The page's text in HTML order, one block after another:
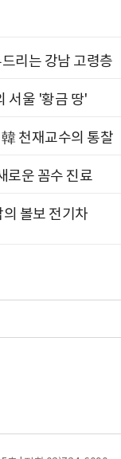
리는 강남 고령층
서울 '황금 땅'
천재교수의 통찰
로운 꼼수 진료
볼보 전기차